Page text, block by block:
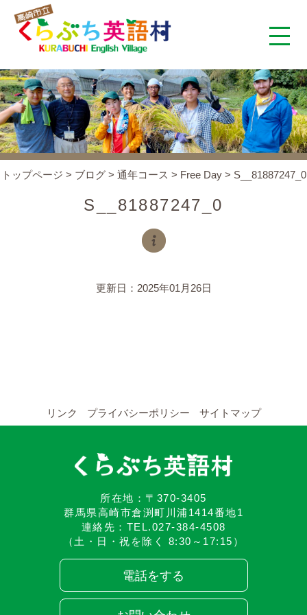
くらぶち英語村とは
コンセプト
週末コース
短期コース
留学コースのご案内
通年コース
週末コース
短期コース
トップページ > ブログ> 通年コース > Free Day> S__81887247_0
S__81887247_0
更新日：2025年01月26日
リンク プライバシーポリシー サイトマップ
所在地：〒370-3405
群馬県高崎市倉渕町川浦1414番地1
連絡先：TEL.027-384-4508
（土・日・祝を除く 8:30～17:15）
電話をする